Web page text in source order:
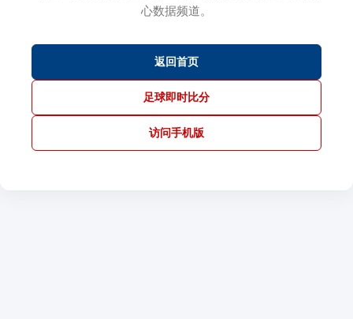
心数据频道。
返回首页
足球即时比分
访问手机版